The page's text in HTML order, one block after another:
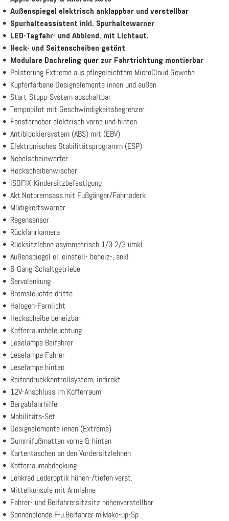
Außenspiegel elektrisch anklappbar und verstellbar
Spurhalteassistent inkl. Spurhaltewarner
LED-Tagfahr- und Abblend. mit Lichtaut.
Heck- und Seitenscheiben getönt
Modulare Dachreling quer zur Fahrtrichtung montierbar
Polsterung Extreme aus pflegeleichtem MicroCloud Gewebe
Kupferfarbene Designelemente innen und außen
Start-Stopp-System abschaltbar
Tempopilot mit Geschwindigkeitsbegrenzer
Fensterheber elektrisch vorne und hinten
Antiblockiersystem (ABS) mit (EBV)
Elektronisches Stabilitätsprogramm (ESP)
Nebelscheinwerfer
Heckscheibenwischer
ISOFIX-Kindersitzbefestigung
Akt.Notbremsass.mit Fußgänger/Fahrraderk
Müdigkeitswarner
Regensensor
Rückfahrkamera
Rücksitzlehne asymmetrisch 1/3 2/3 umkl
Außenspiegel el. einstell- beheiz-, ankl
6-Gang-Schaltgetriebe
Servolenkung
Bremsleuchte dritte
Halogen-Fernlicht
Heckscheibe beheizbar
Kofferraumbeleuchtung
Leselampe Beifahrer
Leselampe Fahrer
Leselampe hinten
Reifendruckkontrollsystem, indirekt
12V-Anschluss im Kofferraum
Bergabfahrhilfe
Mobilitäts-Set
Designelemente innen (Extreme)
Gummifußmatten vorne & hinten
Kartentaschen an den Vordersitzlehnen
Kofferraumabdeckung
Lenkrad Lederoptik höhen-/tiefen verst.
Mittelkonsole mit Armlehne
Fahrer- und Beifahrersitzsitz höhenverstellbar
Sonnenblende F.-u.Beifahrer m.Make-up-Sp